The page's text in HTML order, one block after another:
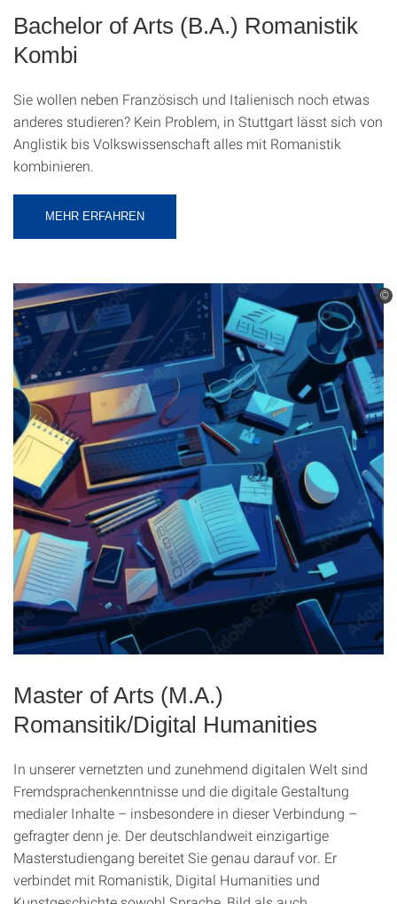
Bachelor of Arts (B.A.) Romanistik
Kombi
Sie wollen neben Französisch und Italienisch noch etwas
anderes studieren? Kein Problem, in Stuttgart lässt sich von
Anglistik bis Volkswissenschaft alles mit Romanistik
kombinieren.
MEHR ERFAHREN
©
Master of Arts (M.A.)
Romansitik/Digital Humanities
In unserer vernetzten und zunehmend digitalen Welt sind
Fremdsprachenkenntnisse und die digitale Gestaltung
medialer Inhalte – insbesondere in dieser Verbindung –
gefragter denn je. Der deutschlandweit einzigartige
Masterstudiengang bereitet Sie genau darauf vor. Er
verbindet mit Romanistik, Digital Humanities und